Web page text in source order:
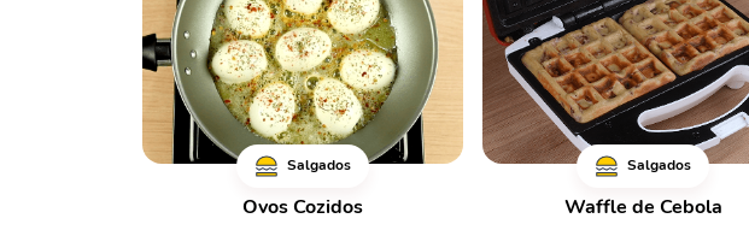
Salgados
Ovos Cozidos
Salgados
Waffle de Cebola